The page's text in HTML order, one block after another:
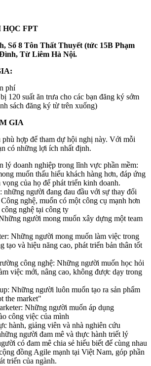
FPT
Số 8 Tôn Thất Thuyết (tức 15B Phạm
Từ Liêm Hà Nội.
phí
120 suất ăn trưa cho các bạn đăng ký sớm
sách đăng ký từ trên xuống)
GIA
hợp để tham dự hội nghị này. Với mỗi
có những lợi ích nhất định.
lý doanh nghiệp trong lĩnh vực phần mềm:
muốn thấu hiểu khách hàng hơn, đáp ứng
của họ để phát triển kinh doanh.
những người đang đau đầu với sự thay đổi
nghệ, muốn có một công cụ mạnh hơn
nghệ tại công ty
người mong muốn xây dựng một team
Những người mong muốn làm việc trong
tạo và hiệu năng cao, phát triển bản thân tốt
công nghệ: Những người muốn học hỏi
việc mới, nâng cao, không được dạy trong
Những người luôn muốn tạo ra sản phẩm
the market"
Những người muốn áp dụng
công việc của mình
hành, giảng viên và nhà nghiên cứu
người đam mê và thực hành triết lý
có đam mê chia sẻ hiểu biết để cùng nhau
đồng Agile mạnh tại Việt Nam, góp phần
triển của ngành.